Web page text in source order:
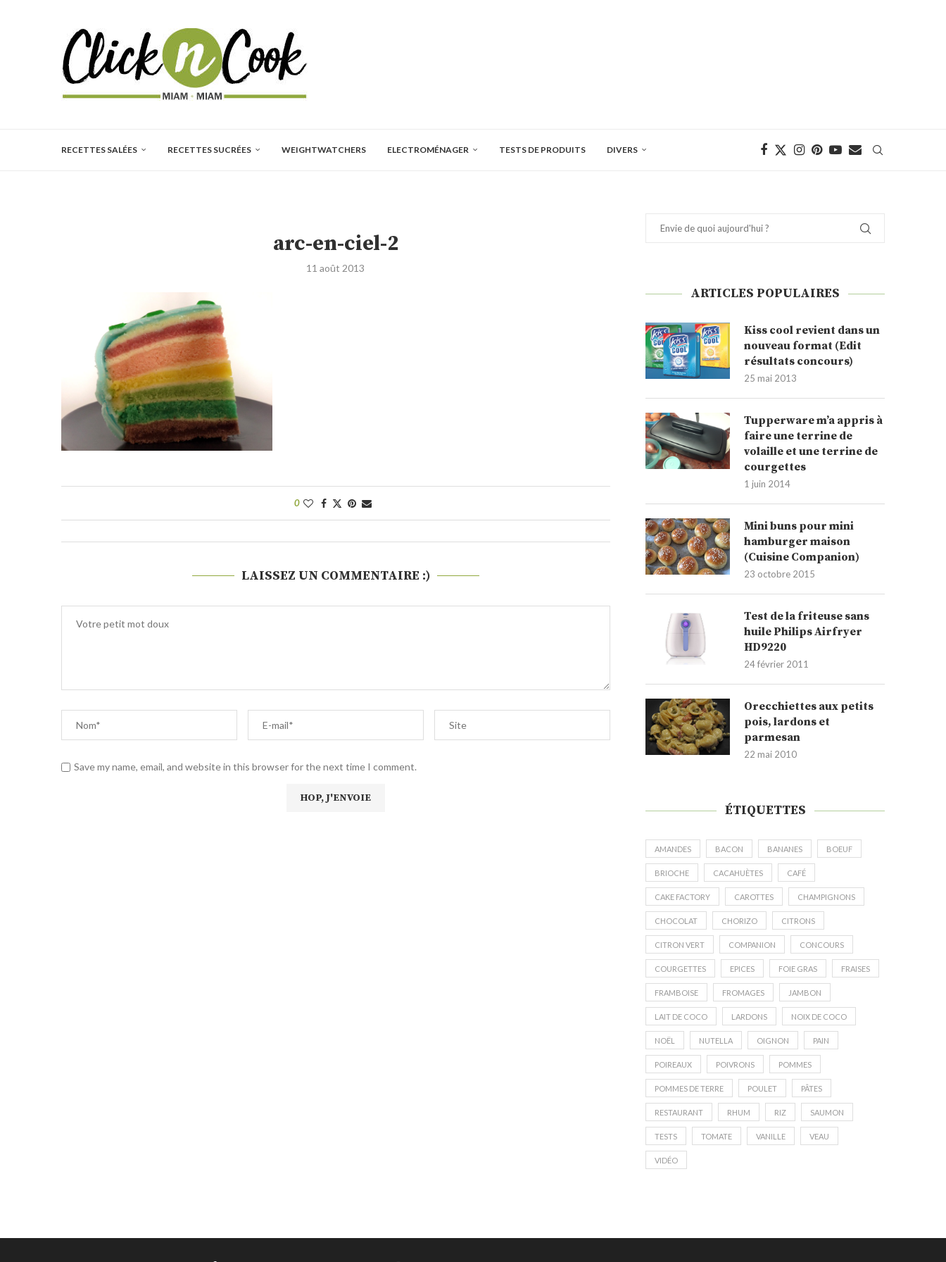
RECETTES SALÉES RECETTES SUCRÉES WEIGHTWATCHERS ELECTROMÉNAGER TESTS DE PRODUITS DIVERS
arc-en-ciel-2
11 août 2013
0
LAISSEZ UN COMMENTAIRE :)
Save my name, email, and website in this browser for the next time I comment.
ARTICLES POPULAIRES
Kiss cool revient dans un
nouveau format (Edit
résultats concours)
25 mai 2013
Tupperware m’a appris à
faire une terrine de
volaille et une terrine de
courgettes
1 juin 2014
Mini buns pour mini
hamburger maison
(Cuisine Companion)
23 octobre 2015
Test de la friteuse sans
huile Philips Airfryer
HD9220
24 février 2011
Orecchiettes aux petits
pois, lardons et
parmesan
22 mai 2010
ÉTIQUETTES
AMANDES BACON BANANES BOEUF
BRIOCHE CACAHUÈTES CAFÉ
CAKE FACTORY CAROTTES CHAMPIGNONS
CHOCOLAT CHORIZO CITRONS
CITRON VERT COMPANION CONCOURS
COURGETTES EPICES FOIE GRAS FRAISES
FRAMBOISE FROMAGES JAMBON
LAIT DE COCO LARDONS NOIX DE COCO
NOËL NUTELLA OIGNON PAIN
POIREAUX POIVRONS POMMES
POMMES DE TERRE POULET PÂTES
RESTAURANT RHUM RIZ SAUMON
TESTS TOMATE VANILLE VEAU
VIDÉO